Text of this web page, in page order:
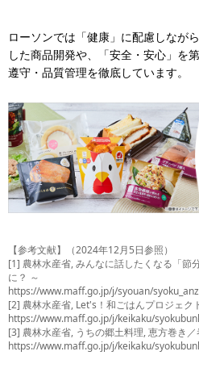
ローソンでは「健康」に配慮しなが
した商品開発や、「安全・安心」を
遵守・品質管理を徹底しています。
【参考文献】（2024年12月5日参照）
[1] 農林水産省, みんなに話したくなる「節
に？ ～
https://www.maff.go.jp/j/syouan/
[2] 農林水産省, Let's！和ごはんプロジェク
https://www.maff.go.jp/j/keikaku/
[3] 農林水産省, うちの郷土料理, 恵方巻き
https://www.maff.go.jp/j/keikaku/